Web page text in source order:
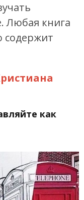
Любая книга
содержит
как